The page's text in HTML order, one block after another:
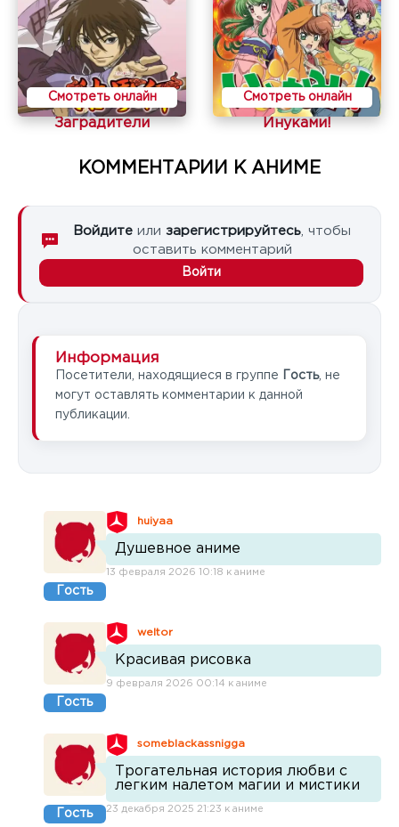
Смотреть онлайн
Заградители
Смотреть онлайн
Инуками!
КОММЕНТАРИИ К АНИМЕ
Войдите или зарегистрируйтесь , чтобы
оставить комментарий
Войти
Информация
Посетители, находящиеся в группе Гость, не
могут оставлять комментарии к данной
публикации.
Гость
huiyaa
Душевное аниме
13 февраля 2026 10:18 к аниме
Гость
weltor
Красивая рисовка
9 февраля 2026 00:14 к аниме
Гость
someblackassnigga
Трогательная история любви с
легким налетом магии и мистики
23 декабря 2025 21:23 к аниме